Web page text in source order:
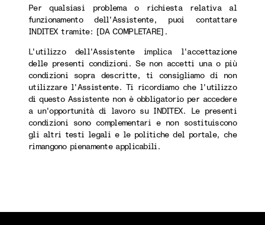
Per qualsiasi problema o richiesta relativa al
funzionamento dell'Assistente, puoi contattare
INDITEX tramite: [DA COMPLETARE].
L'utilizzo dell'Assistente implica l'accettazione
delle presenti condizioni. Se non accetti una o più
condizioni sopra descritte, ti consigliamo di non
utilizzare l'Assistente. Ti ricordiamo che l'utilizzo
di questo Assistente non è obbligatorio per accedere
a un'opportunità di lavoro su INDITEX. Le presenti
condizioni sono complementari e non sostituiscono
gli altri testi legali e le politiche del portale, che
rimangono pienamente applicabili.